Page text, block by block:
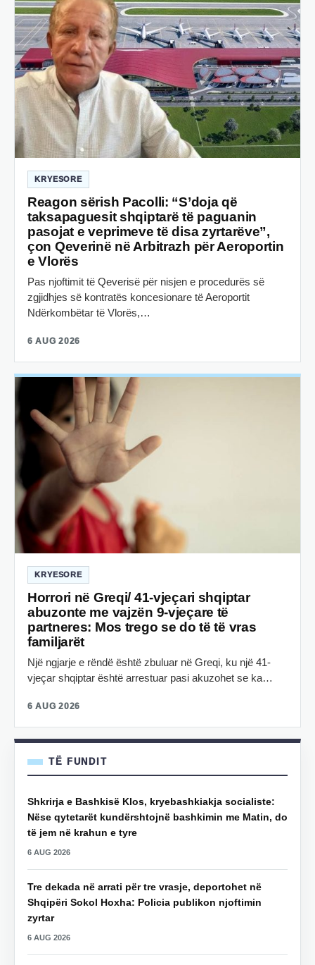
KRYESORE
Reagon sërish Pacolli: “S’doja që
taksapaguesit shqiptarë të paguanin
pasojat e veprimeve të disa zyrtarëve”,
çon Qeverinë në Arbitrazh për Aeroportin
e Vlorës
Pas njoftimit të Qeverisë për nisjen e procedurës së
zgjidhjes së kontratës koncesionare të Aeroportit
Ndërkombëtar të Vlorës,…
6 AUG 2026
KRYESORE
Horrori në Greqi/ 41-vjeçari shqiptar
abuzonte me vajzën 9-vjeçare të
partneres: Mos trego se do të të vras
familjarët
Një ngjarje e rëndë është zbuluar në Greqi, ku një 41-
vjeçar shqiptar është arrestuar pasi akuzohet se ka…
6 AUG 2026
TË FUNDIT
Shkrirja e Bashkisë Klos, kryebashkiakja socialiste:
Nëse qytetarët kundërshtojnë bashkimin me Matin, do
të jem në krahun e tyre
6 AUG 2026
Tre dekada në arrati për tre vrasje, deportohet në
Shqipëri Sokol Hoxha: Policia publikon njoftimin
zyrtar
6 AUG 2026